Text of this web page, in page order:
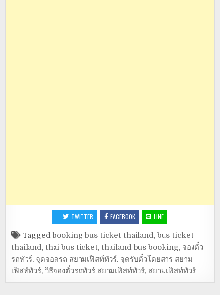
TWITTER FACEBOOK LINE
Taggedbooking bus ticket thailand,bus ticket
thailand,thai bus ticket,thailand bus booking, จองตั๋ว
รถทัวร์, จุดจอดรถ สยามเฟิสท์ทัวร์, จุดรับตั๋วโดยสาร สยาม
เฟิสท์ทัวร์,วิธีจองตั๋วรถทัวร์ สยามเฟิสท์ทัวร์, สยามเฟิสท์ทัวร์